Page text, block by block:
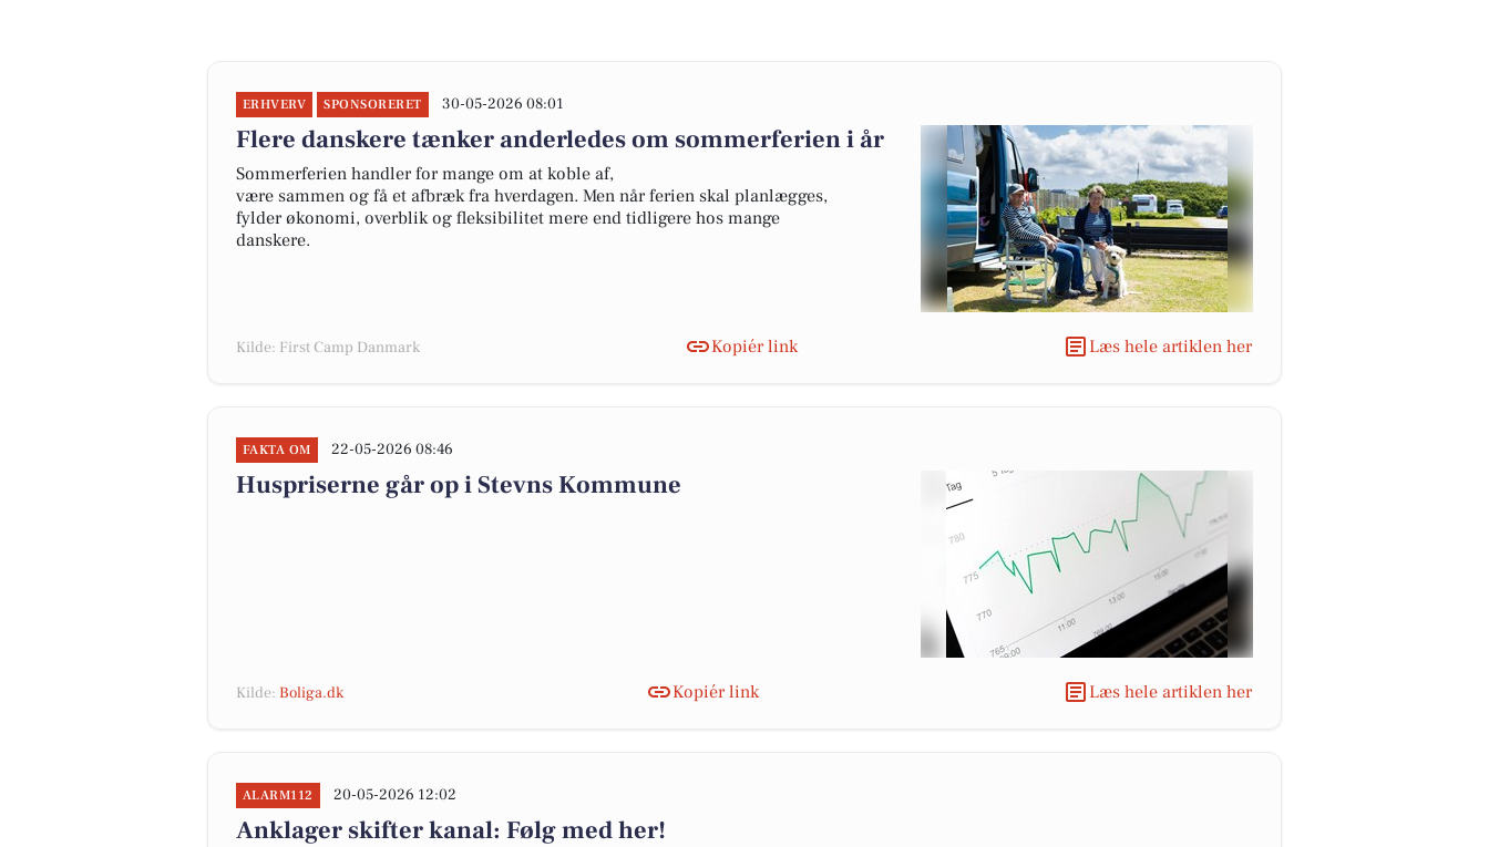
ERHVERV SPONSORERET 30-05-2026 08:01
Flere danskere tænker anderledes om sommerferien i år
Sommerferien handler for mange om at koble af,
være sammen og få et afbræk fra hverdagen. Men når ferien skal planlægges,
fylder økonomi, overblik og fleksibilitet mere end tidligere hos mange
danskere.
Kilde: First Camp Danmark Kopiér link Læs hele artiklen her
FAKTA OM 22-05-2026 08:46
Huspriserne går op i Stevns Kommune
Kilde: Boliga.dk Kopiér link Læs hele artiklen her
ALARM112 20-05-2026 12:02
Anklager skifter kanal: Følg med her!